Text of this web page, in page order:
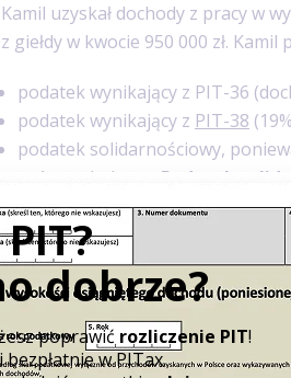
Kamil uzyskał dochody z pracy w
z giełdy w kwocie 950 000 zł. Kamil
podatek wynikający z PIT-36
podatek wynikający z PIT-38
podatek solidarnościowy,
próg podatkowy
Podatek
4*(1 010 000 - 1 000 000).
Podatnik będzie uprawniony do
przychód pomniejszony okoszty
ubezpieczenie społeczne
płatnika. Sama kwota podatku nie
Podatek ma zastosowanie od